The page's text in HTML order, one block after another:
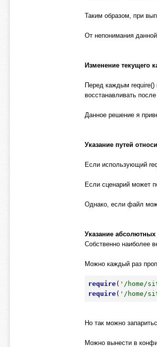
Таким образом, при
От непонимания
Изменение текущего
Перед каждым require()
восстанавливать
Данное решение я
Указание путей
Если использующий
Если сценарий может
Однако, если файл
Указание абсолютных
Собственно наиболее
Можно каждый раз
require( '/home/
require( '/home/
Но так можно
Можно вынести в